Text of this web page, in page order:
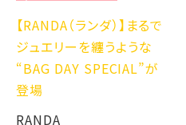
【RANDA（ランダ）】まるで
ジュエリーを纏うような
“BAG DAY SPECIAL”が
登場
RANDA